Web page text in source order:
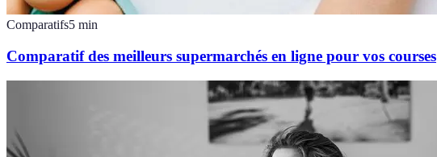
Comparatifs5 min
Comparatif des meilleurs supermarchés en ligne pour vos courses